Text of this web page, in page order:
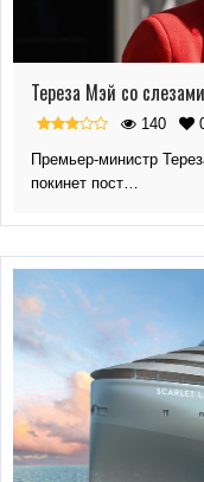
Тереза Мэй со
140
Премьер-министр
покинет пост…